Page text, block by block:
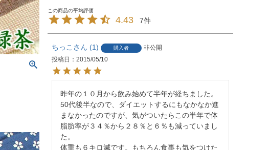
4.43 7
ちっこ 1 購入者
非公開
投稿日
2015/05/10
昨年の１０月から飲み始めて半年が経ちました。
50代後半なので、ダイエットするにもなかなか進
まなかったのですが、気がついたらこの半年で体
脂肪率が３４％から２８％と６％も減っていまし
た。
体重も６キロ減です。もちろん食事も気をつけた